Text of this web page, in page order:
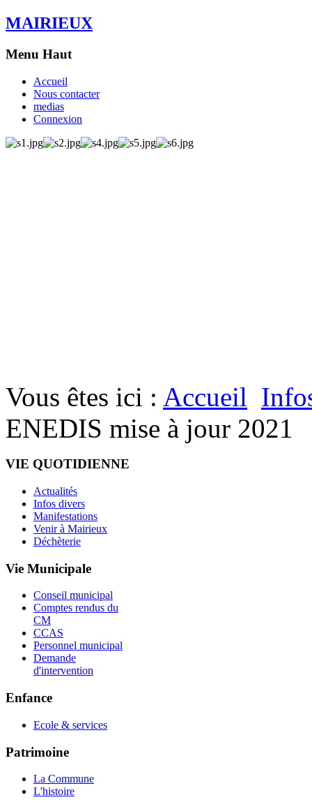
MAIRIEUX
Menu Haut
Accueil
Nous contacter
medias
Connexion
Vous êtes ici : Accueil
ENEDIS mise à jour 2021
VIE QUOTIDIENNE
Actualités
Infos divers
Manifestations
Venir à Mairieux
Déchèterie
Vie Municipale
Conseil municipal
Comptes rendus du
CM
CCAS
Personnel municipal
Demande
d'intervention
Enfance
Ecole & services
Patrimoine
La Commune
L'histoire